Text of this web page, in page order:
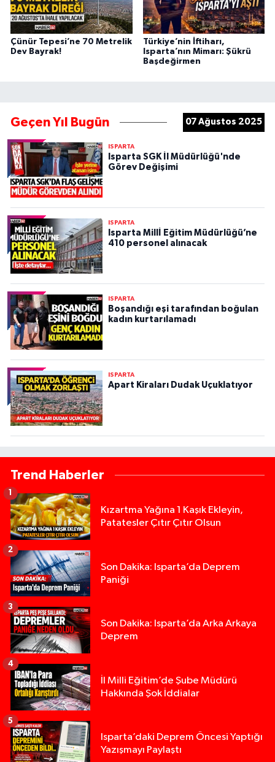
Çünür Tepesi’ne 70 Metrelik
Dev Bayrak!
Türkiye’nin İftiharı,
Isparta’nın Mimarı: Şükrü
Başdeğirmen
Geçen Yıl Bugün 07 Ağustos 2025
ISPARTA
Isparta SGK İl Müdürlüğü'nde
Görev Değişimi
ISPARTA
Isparta Millİ Eğitim Müdürlüğü’ne
410 personel alınacak
ISPARTA
Boşandığı eşi tarafından boğulan
kadın kurtarılamadı
ISPARTA
Apart Kiraları Dudak Uçuklatıyor
Trend Haberler
Kızartma Yağına 1 Kaşık Ekleyin,
Patatesler Çıtır Çıtır Olsun
1
Son Dakika: Isparta’da Deprem
Paniği
2
Son Dakika: Isparta’da Arka Arkaya
Deprem
3
İl Milli Eğitim’de Şube Müdürü
Hakkında Şok İddialar
4
Isparta’daki Deprem Öncesi Yaptığı
Yazışmayı Paylaştı
5
13:00 |Yığılca'da kardeşler arasındaki silahlı kavgada
12:48 |Tur teknesi çalışanlarının birbirine girdiği kavga